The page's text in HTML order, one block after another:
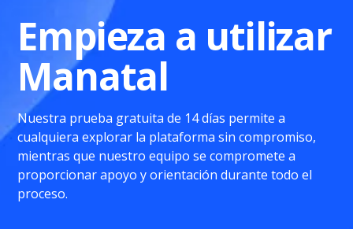
Empieza a utilizar
Manatal
Nuestra prueba gratuita de 14 días permite a
cualquiera explorar la plataforma sin compromiso,
mientras que nuestro equipo se compromete a
proporcionar apoyo y orientación durante todo el
proceso.